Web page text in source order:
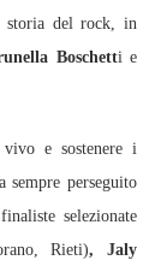
storia del rock, in
Boschetti e
e sostenere i
perseguito
selezionate
Rieti), Jaly